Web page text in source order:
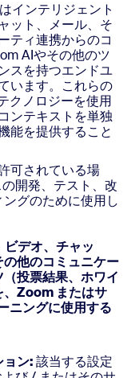
インテリジェント
ット、メール、そ
ティ連携からのコ
AIやその他のツ
スを持つエンドユ
います。これらの
クノロジーを使用
ンテキストを単独
能を提供すること
可されている場
開発、テスト、改
グのために使用し
デオ、チャッ
の他のコミュニケー
投票結果、ホワイ
、Zoom またはサ
ニングに使用する
ョン:該当する設定